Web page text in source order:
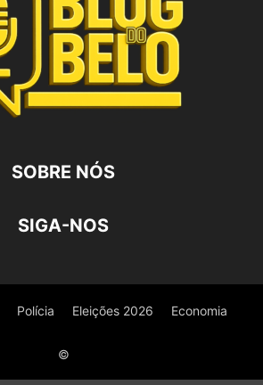
SOBRE NÓS
SIGA-NOS
Polícia Eleições 2026 Economia
©